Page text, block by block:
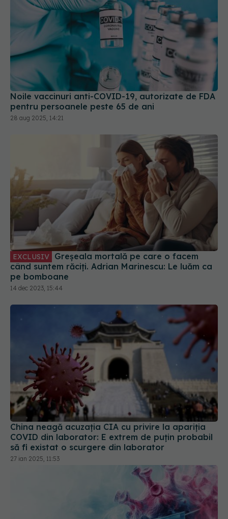
Noile vaccinuri anti-COVID-19, autorizate de FDA
pentru persoanele peste 65 de ani
28 aug 2025, 14:21
EXCLUSIV
când suntem răciți. Adrian Marinescu: Le luăm ca
pe bomboane
14 dec 2023, 15:44
China neagă acuzația CIA cu privire la apariția
COVID din laborator: E extrem de puţin probabil
să fi existat o scurgere din laborator
27 ian 2025, 11:53